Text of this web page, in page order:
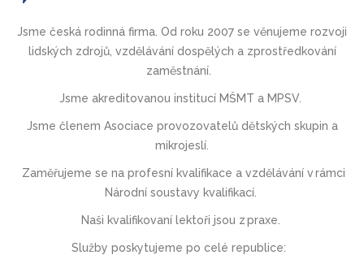
Jsme česká rodinná firma. Od roku 2007 se věnujeme rozvoji
lidských zdrojů, vzdělávání dospělých a zprostředkování
zaměstnání.
Jsme akreditovanou institucí MŠMT a MPSV.
Jsme členem Asociace provozovatelůdětských skupin a
mikrojeslí.
Zaměřujeme se na profesní kvalifikace a vzdělávání v rámci
Národní soustavy kvalifikací.
Naši kvalifikovaní lektoři jsou z praxe.
Služby poskytujeme po celé republice: